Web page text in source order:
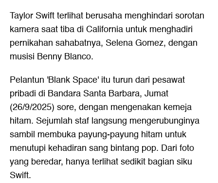
Taylor Swift terlihat berusaha menghindari sorotan
kamera saat tiba di California untuk menghadiri
pernikahan sahabatnya, Selena Gomez, dengan
musisi Benny Blanco.
Pelantun 'Blank Space' itu turun dari pesawat
pribadi di Bandara Santa Barbara, Jumat
(26/9/2025) sore, dengan mengenakan kemeja
hitam. Sejumlah staf langsung mengerubunginya
sambil membuka payung-payung hitam untuk
menutupi kehadiran sang bintang pop. Dari foto
yang beredar, hanya terlihat sedikit bagian siku
Swift.